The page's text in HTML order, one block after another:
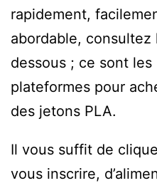
rapidement,
abordable,
dessous ; ce sont les
plateformes pour
des jetons PLA.
Il vous suffit de
vous inscrire,